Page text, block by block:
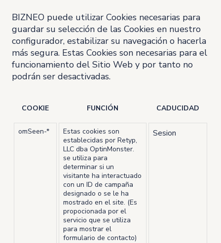
BIZNEO puede utilizar Cookies necesarias para
guardar su selección de las Cookies en nuestro
configurador, estabilizar su navegación o hacerla
más segura. Estas Cookies son necesarias para el
funcionamiento del Sitio Web y por tanto no
podrán ser desactivadas.
COOKIE FUNCIÓN CADUCIDAD
omSeen-*
Estas cookies son
establecidas por Retyp,
LLC dba OptinMonster.
se utiliza para
determinar si un
visitante ha interactuado
con un ID de campaña
designado o se le ha
mostrado en el site. (Es
propocionada por el
servicio que se utiliza
para mostrar el
formulario de contacto)
Sesion